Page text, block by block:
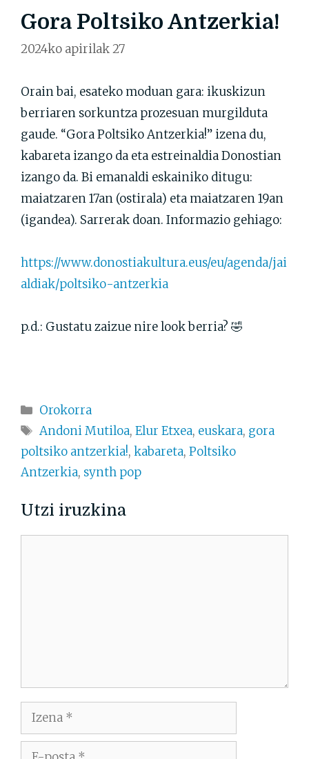
Gora Poltsiko Antzerkia!
2024ko apirilak 27
Orain bai, esateko moduan gara: ikuskizun
berriaren sorkuntza prozesuan murgilduta
gaude. “Gora Poltsiko Antzerkia!” izena du,
kabareta izango da eta estreinaldia Donostian
izango da. Bi emanaldi eskainiko ditugu:
maiatzaren 17an (ostirala) eta maiatzaren 19an
(igandea). Sarrerak doan. Informazio gehiago:
https://www.donostiakultura.eus/eu/agenda/jai
aldiak/poltsiko-antzerkia
p.d.: Gustatu zaizue nire look berria? 🤣
Kategoriak
Orokorra
Etiketak
Andoni Mutiloa,Elur Etxea, euskara, gora
poltsiko antzerkia!, kabareta, Poltsiko
Antzerkia, synth pop
Utzi iruzkina
Izena
E-